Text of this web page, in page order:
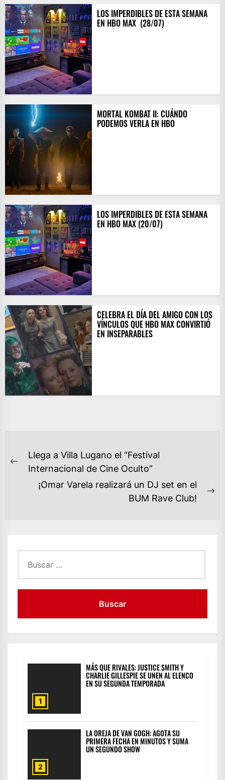
LOS IMPERDIBLES DE ESTA SEMANA
EN HBO MAX ​ (28/07)
MORTAL KOMBAT II: CUÁNDO
PODEMOS VERLA EN HBO
LOS IMPERDIBLES DE ESTA SEMANA
EN HBO MAX (20/07)
CELEBRA EL DÍA DEL AMIGO CON LOS
VÍNCULOS QUE HBO MAX CONVIRTIÓ
EN INSEPARABLES
NAVEGACIÓN
DE
ENTRADAS
Previous
Llega a Villa Lugano el “Festival
Internacional de Cine Oculto”
¡Omar Varela realizará un DJ set en el
BUM Rave Club!
1
MÁS QUE RIVALES: JUSTICE SMITH Y
CHARLIE GILLESPIE SE UNEN AL ELENCO
EN SU SEGUNDA TEMPORADA
2
LA OREJA DE VAN GOGH: AGOTA SU
PRIMERA FECHA EN MINUTOS Y SUMA
UN SEGUNDO SHOW